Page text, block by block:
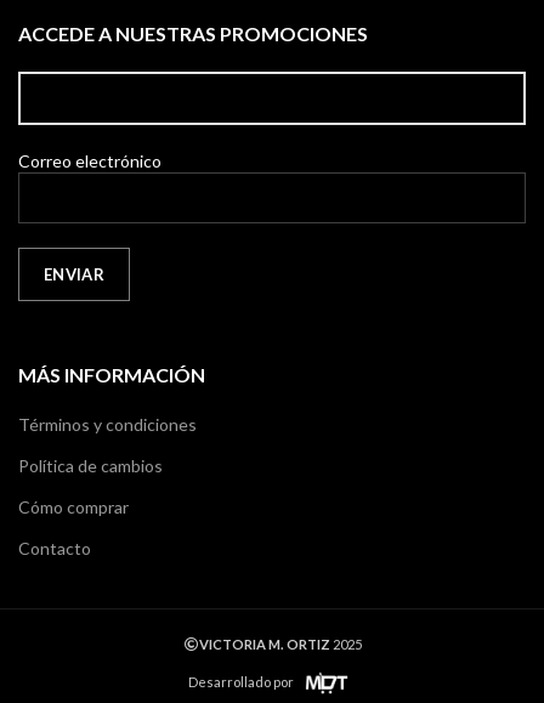
ACCEDE A NUESTRAS PROMOCIONES
Correo electrónico
MÁS INFORMACIÓN
Términos y condiciones
Política de cambios
Cómo comprar
Contacto
VICTORIA M. ORTIZ 2025
Desarrollado por